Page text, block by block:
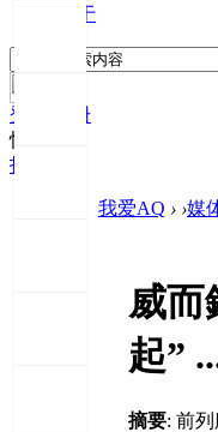
关于
登录
注册
快捷登录
投稿
我爱AQ › ›媒
威而
起”
摘要: 前